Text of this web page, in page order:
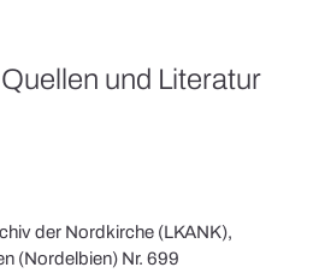
und Literatur
der Nordkirche (LKANK),
(Nordelbien) Nr. 699